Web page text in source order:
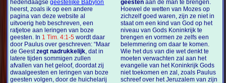
hedendaagsegeestelijke Babylon
heerst, zoals ik op een andere
pagina van deze website al
uitvoerig heb beschreven, een
ratjetoe aan leringen van boze
geesten. In 1 Tim. 4:1-5 wordt daar
door Paulus over geschreven:“Maar
de Geestzegt nadrukkelijk, dat in
latere tijden sommigen zullen
afvallen van het geloof, doordat zij
dwaalgeesten en leringen van boze
geesten volgen, door de huichelarij
geestenaan de man te brengen.
Hoewel de wetten van Mozes op
zichzelf goed waren, zijn ze niet in
staat om een kind van God op het
niveau van Gods Koninkrijk te
brengen en vormen ze zelfs een
belemmering om daar te komen.
Wie het dus van die wet denkt te
moeten verwachten zal aan het
evangelie van het Koninkrijk Gods
niet toekomen en zal, zoals Paulus
schreef over het Jeruzalem van zijn